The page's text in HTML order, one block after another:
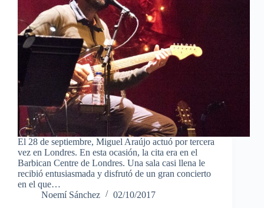
El 28 de septiembre, Miguel Araújo actuó por tercera
vez en Londres. En esta ocasión, la cita era en el
Barbican Centre de Londres. Una sala casi llena le
recibió entusiasmada y disfrutó de un gran concierto
en el que…
Noemí Sánchez
02/10/2017